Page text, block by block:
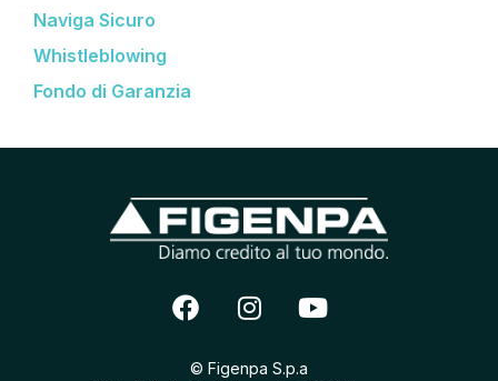
Naviga Sicuro
Whistleblowing
Fondo di Garanzia
© Figenpa S.p.a